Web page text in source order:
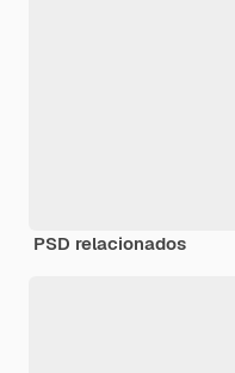
PSD relacionados